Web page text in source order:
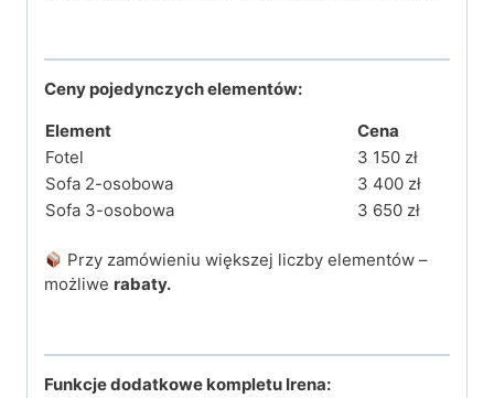
Ceny pojedynczych elementów:
Element
Cena
Fotel
3 150 zł
Sofa 2-osobowa
3 400 zł
Sofa 3-osobowa
3 650 zł
Przy zamówieniu większej liczby elementów –
możliwe rabaty.
Funkcje dodatkowe kompletu Irena: